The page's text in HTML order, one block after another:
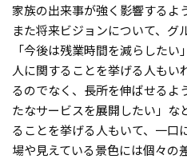
家族の出来事が強く影響するよ
また将来ビジョンについて、グ
「今後は残業時間を減らした
人に関することを挙げる人も
るのでなく、長所を伸ばせるよ
たなサービスを展開したい」な
ることを挙げる人もいて、一口
場や見えている景色には個々の